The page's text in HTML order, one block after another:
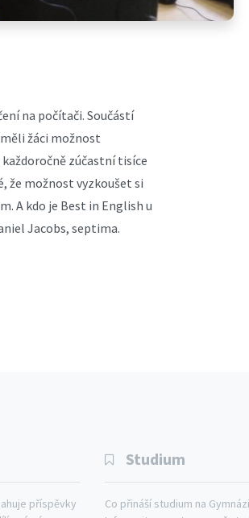
na počítači. Součástí
žáci možnost
zúčastní tisíce
že možnost vyzkoušet si
A kdo je Best in English u
Jacobs, septima.
příspěvky
Studium
Co přináší studium na